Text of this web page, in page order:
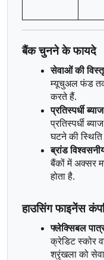
बैंक चुनने के फायदे
सेवाओं की
म्यूचुअल फंड तक
करते हैं.
प्रतिस्पर्धी
प्रतिस्पर्धी
घटने की स्थिति
ब्रांड
बैंकों में अक्सर
होता है.
हाउसिंग फाइनेंस
फ्लेक्सिबल
क्रेडिट स्कोर
श्रृंखला को